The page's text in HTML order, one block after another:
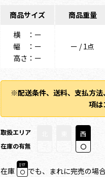
商品サイズ
横 ：ー
幅 ：ー
高さ：ー
商品重量
ー / 1点
※配送条件、送料、支払方
項は
取扱エリア
在庫の有無
西
在庫
ｴﾘｱ
でも、まれに完売の場